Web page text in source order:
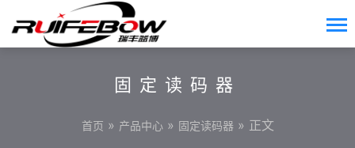
固定读码器
首页 » 产品中心» 固定读码器» 正文